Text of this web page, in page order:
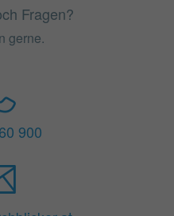
Fragen?
gerne.
900